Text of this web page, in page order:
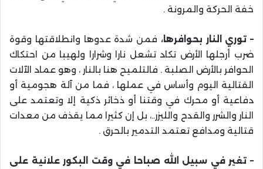
خفة الحركة والمرونة .
– توري النار بحوافرها، فمن شدة عدوها وانطلاقتها وقوة
ضرب أرجلها الأرض تكاد تشعل نارا وشرارا ولهيبا من احتكاك
الحوافر بالأرض الصلبة . فالتلميح هنا بالنار ، وهو عماد الآلات
القتالية اليوم وأساس في عملها ، فما من آلة هجومية أو
دفاعية أو محرك في وقتنا أو ذخائر ذكية إلا وتعتمد على
النار والشرر والقدح والليزر..، بل إن كثيرا مما يقذف من معدات
قتالية ومدافع تعتمد التدمير بالحرق .
– تغير في سبيل الله صباحا في وقت البكور علانية على